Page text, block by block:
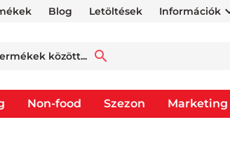
Blog Letöltések Információk
Non-food Szezon Marketing